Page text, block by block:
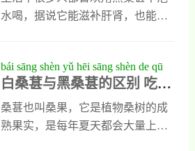
谢，另外它含有的一些药用成分，
美白滋养肌肤，也能延缓皮
具体了解，可以看看下面对他使用
果，但在直接吃黑桑葚以前，应该
把它放到淡盐水中浸泡半小时，因
为它的表面凹凸不平，不容易清
洗，再用淡盐水浸泡以后，可以把
水喝，据说它能滋补肝肾，也能增
全面，不知道用它泡水后究竟有什
么好处？今天小编就带大家一起去
了解这些问题。黑桑葚干泡水喝的
功效1、提高消化功能日常生活中人
bái sāng shèn yǔ hēi sāng shèn de qū
bié chī sāng shèn de hǎo chù
白桑葚与黑桑葚的区别 吃桑
葚的好处
桑葚也叫桑果，它是植物桑树的成
熟果实，是每年夏天都会大量上市